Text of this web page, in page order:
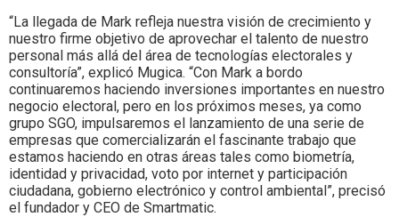
“La llegada de Mark refleja nuestra visión de crecimiento y
nuestro firme objetivo de aprovechar el talento de nuestro
personal más allá del área de tecnologías electorales y
consultoría”, explicó Mugica. “Con Mark a bordo
continuaremos haciendo inversiones importantes en nuestro
negocio electoral, pero en los próximos meses, ya como
grupo SGO, impulsaremos el lanzamiento de una serie de
empresas que comercializarán el fascinante trabajo que
estamos haciendo en otras áreas tales como biometría,
identidad y privacidad, voto por internet y participación
ciudadana, gobierno electrónico y control ambiental”, precisó
el fundador y CEO de Smartmatic.